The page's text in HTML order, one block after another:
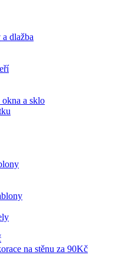
dlažba
a sklo
na stěnu za 90Kč